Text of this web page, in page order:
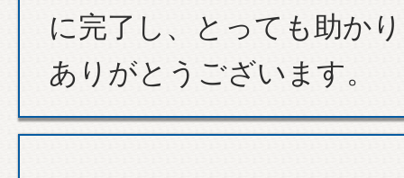
に完了し、とっても助か
ありがとうございます。